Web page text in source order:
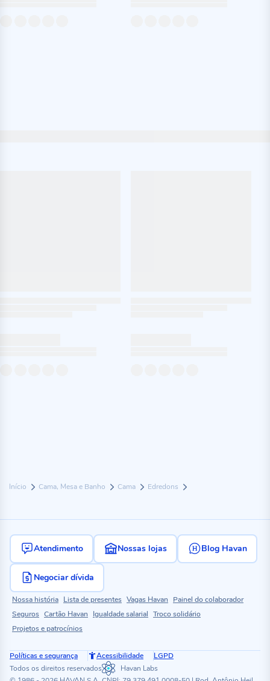
Início Cama, Mesa e Banho Cama Edredons
Atendimento Nossas lojas Blog Havan
Negociar dívida
Nossa história Lista de presentes Vagas Havan
Painel do colaborador
Seguros Cartão Havan Igualdade salarial Troco solidário
Projetos e patrocínios
Políticas e segurança Acessibilidade
LGPD
Todos os direitos reservados
Havan Labs